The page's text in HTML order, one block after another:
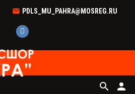
PDLS_MU_PAHRA@MOSREG.RU
person
search